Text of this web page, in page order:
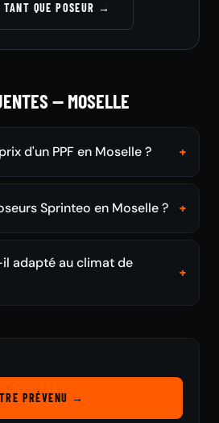
TANT QUE POSEUR →
— MOSELLE
d'un PPF en Moselle ? +
Sprinteo en Moselle ? +
adapté au climat de
+
PRÉVENU →